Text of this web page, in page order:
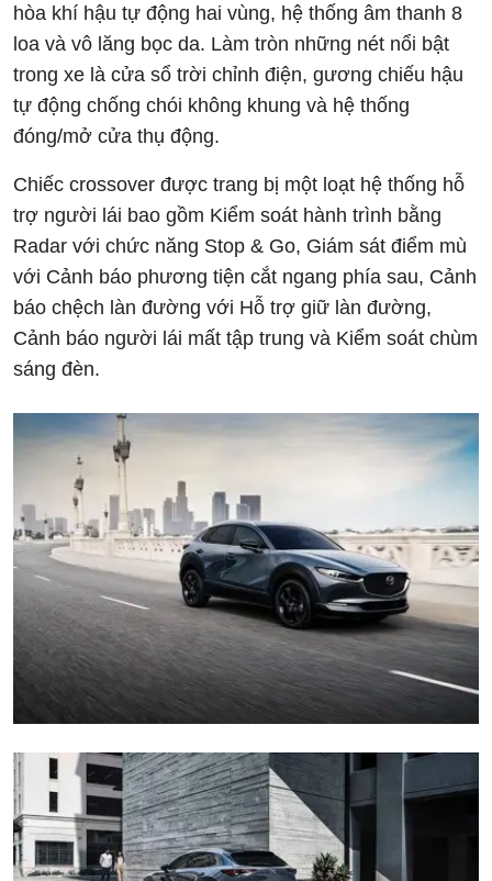
hòa khí hậu tự động hai vùng, hệ thống âm thanh 8
loa và vô lăng bọc da. Làm tròn những nét nổi bật
trong xe là cửa sổ trời chỉnh điện, gương chiếu hậu
tự động chống chói không khung và hệ thống
đóng/mở cửa thụ động.
Chiếc crossover được trang bị một loạt hệ thống hỗ
trợ người lái bao gồm Kiểm soát hành trình bằng
Radar với chức năng Stop & Go, Giám sát điểm mù
với Cảnh báo phương tiện cắt ngang phía sau, Cảnh
báo chệch làn đường với Hỗ trợ giữ làn đường,
Cảnh báo người lái mất tập trung và Kiểm soát chùm
sáng đèn.